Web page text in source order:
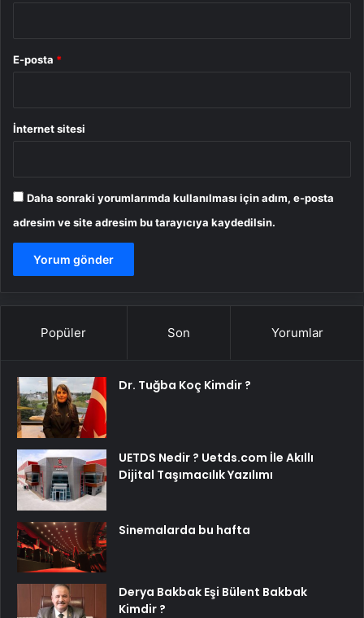
E-posta *
İnternet sitesi
Daha sonraki yorumlarımda kullanılması için adım, e-posta
adresim ve site adresim bu tarayıcıya kaydedilsin.
Popüler Son Yorumlar
Dr. Tuğba Koç Kimdir ?
UETDS Nedir ? Uetds.com İle Akıllı
Dijital Taşımacılık Yazılımı
Sinemalarda bu hafta
Derya Bakbak Eşi Bülent Bakbak
Kimdir ?